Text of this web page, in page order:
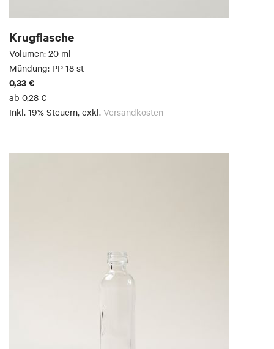
Krugflasche
Volumen: 20 ml
Mündung: PP 18 st
0,33 €
ab 0,28 €
Inkl. 19% Steuern, exkl. Versandkosten